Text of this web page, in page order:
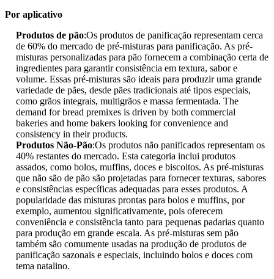
Por aplicativo
Produtos de pão:Os produtos de panificação representam cerca
de 60% do mercado de pré-misturas para panificação. As pré-
misturas personalizadas para pão fornecem a combinação certa de
ingredientes para garantir consistência em textura, sabor e
volume. Essas pré-misturas são ideais para produzir uma grande
variedade de pães, desde pães tradicionais até tipos especiais,
como grãos integrais, multigrãos e massa fermentada. The
demand for bread premixes is driven by both commercial
bakeries and home bakers looking for convenience and
consistency in their products.
Produtos Não-Pão:Os produtos não panificados representam os
40% restantes do mercado. Esta categoria inclui produtos
assados, como bolos, muffins, doces e biscoitos. As pré-misturas
que não são de pão são projetadas para fornecer texturas, sabores
e consistências específicas adequadas para esses produtos. A
popularidade das misturas prontas para bolos e muffins, por
exemplo, aumentou significativamente, pois oferecem
conveniência e consistência tanto para pequenas padarias quanto
para produção em grande escala. As pré-misturas sem pão
também são comumente usadas na produção de produtos de
panificação sazonais e especiais, incluindo bolos e doces com
tema natalino.